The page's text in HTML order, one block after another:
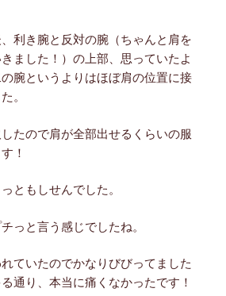
利き腕と反対の腕（ちゃんと肩を
ました！）の上部、思っていたよ
腕というよりはほぼ肩の位置に接
。
たので肩が全部出せるくらいの服
！
ともしせんでした。
っと言う感じでしたね。
ていたのでかなりびびってました
通り、本当に痛くなかったです！